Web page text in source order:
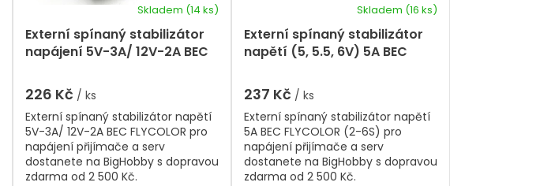
Externí spínaný stabilizátor
napájení 5V-3A/ 12V-2A BEC
Skladem (14 ks)
226 Kč / ks
Externí spínaný stabilizátor napětí
5V-3A/ 12V-2A BEC FLYCOLOR pro
napájení přijímače a serv
dostanete na BigHobby s dopravou
zdarma od 2 500 Kč.
Externí spínaný stabilizátor
napětí (5, 5.5, 6V) 5A BEC
Skladem (16 ks)
237 Kč / ks
Externí spínaný stabilizátor napětí
5A BEC FLYCOLOR (2-6S) pro
napájení přijímače a serv
dostanete na BigHobby s dopravou
zdarma od 2 500 Kč.